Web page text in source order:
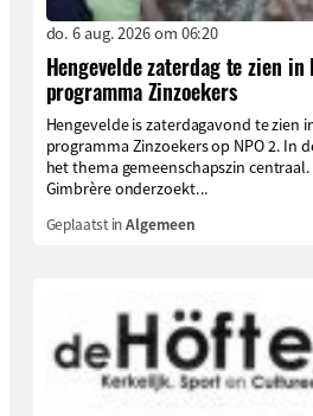
do. 6 aug. 2026 om 06:20
Hengevelde zaterdag te zien in
programma Zinzoekers
Hengevelde is zaterdagavond te zien
programma Zinzoekers op NPO 2. In
het thema gemeenschapszin
Gimbrère onderzoekt...
Geplaatst inAlgemeen